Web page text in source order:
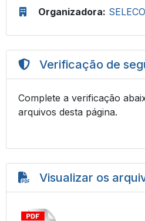
Organizadora:
Verificação de
Complete a verificação
arquivos desta página.
Visualizar os